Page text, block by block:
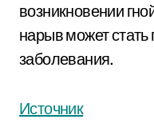
возникновении
нарыв может стать
заболевания.
Источник